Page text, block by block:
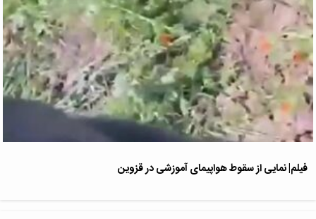
فیلم| نمایی از سقوط هواپیمای آموزشی در قزوین